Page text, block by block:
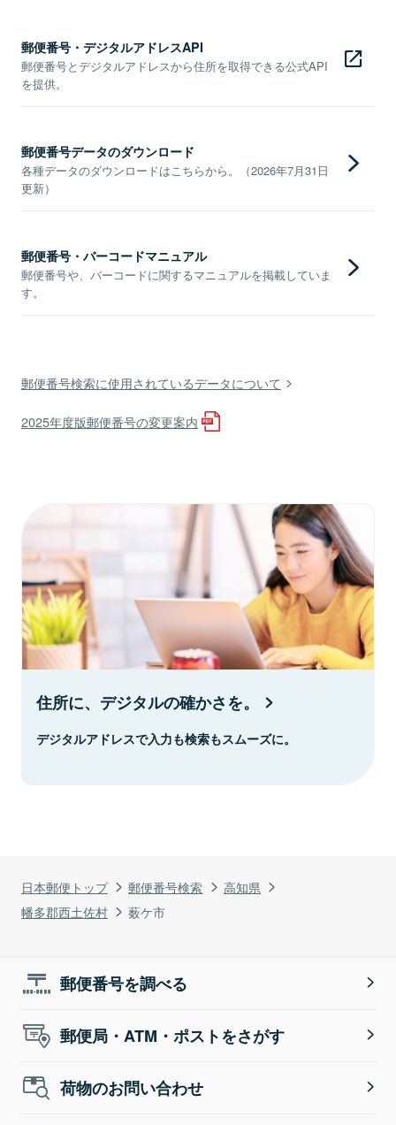
日本郵便トップ 郵便番号検索
高知県
幡多郡西土佐村
薮ケ市
郵便番号・デジタルアドレスAPI
郵便番号とデジタルアドレスから住所を取得できる公式API
を提供。
郵便番号データのダウンロード
各種データのダウンロードはこちらから。（2026年7月31日
更新）
郵便番号・バーコードマニュアル
郵便番号や、バーコードに関するマニュアルを掲載していま
す。
郵便番号検索に使用されているデータについて
2025年度版郵便番号の変更案内
住所に、デジタルの確かさを。
デジタルアドレスで入力も検索もスムーズに。
郵便番号を調べる
郵便局・ATM・ポストをさがす
荷物のお問い合わせ